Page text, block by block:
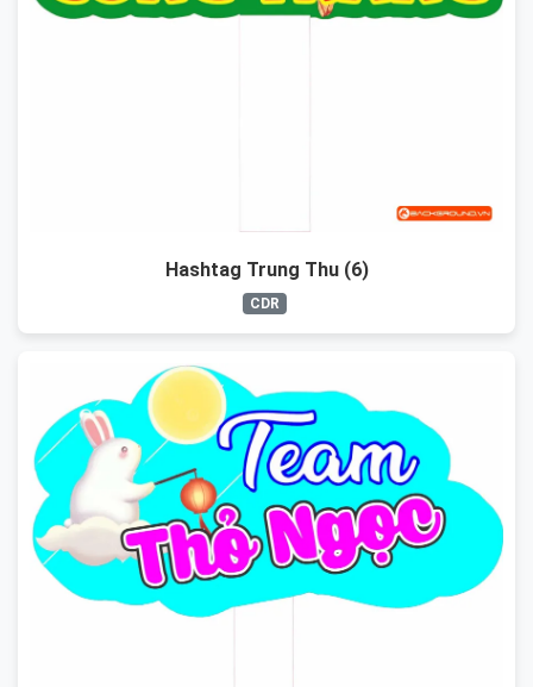
Hashtag Trung Thu (6)
CDR